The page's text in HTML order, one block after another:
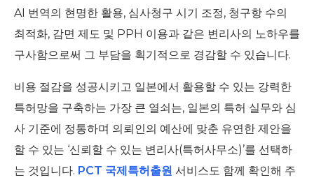
AI 번역의 현명한 활용, 심사청구 시기 조정, 청구항 수의
최적화, 감면 제도 및 PPH 이용과 같은 변리사의 노하우를
구사함으로써 그 부담을 획기적으로 경감할 수 있습니다.
비용 절감을 성공시키고 일본에서 활용할 수 있는 강력한
특허망을 구축하는 가장 큰 열쇠는, 일본의 특허 실무와 심
사 기준에 정통하며 의뢰인의 예산에 맞춘 유연한 제안을
할 수 있는 ‘신뢰할 수 있는 변리사(특허사무소)’를 선택하
는 것입니다. PCT 국제특허출원 서비스도 함께 확인해 주